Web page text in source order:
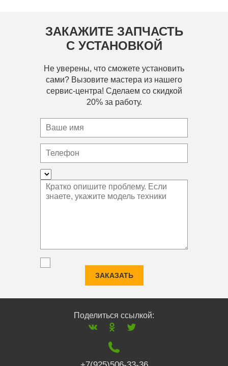
ЗАКАЖИТЕ ЗАПЧАСТЬ
С УСТАНОВКОЙ
Не уверены, что сможете установить
сами? Вызовите мастера из нашего
сервис-центра! Сделаем со скидкой
20% за работу.
ЗАКАЗАТЬ
Поделиться ссылкой: